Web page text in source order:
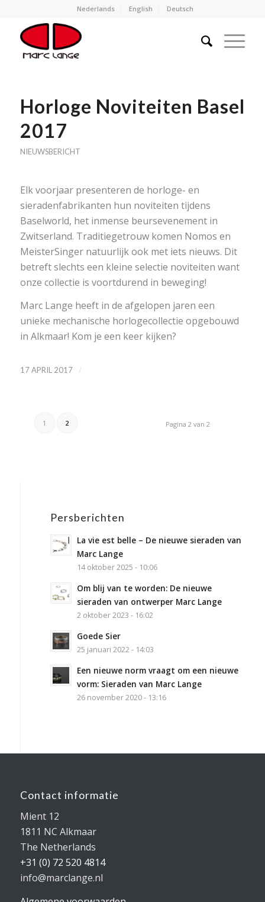
Nederlands English Deutsch
Horloge Noviteiten Basel
2017
NIEUWSBERICHT
Elk voorjaar presenteren de horloge- en
sieradenfabrikanten hun noviteiten tijdens
Baselworld, het inmense beursevenement in
Zwitserland. Traditiegetrouw komen Nomos en
MeisterSinger natuurlijk ook met iets nieuws. Dit
betreft slechts een kleine selectie noviteiten want
onze collectie is voortdurend in beweging!
Marc Lange heeft in de afgelopen jaren een
unieke mechanische horlogecollectie opgebouwd
in Alkmaar! Kom je een keer kijken?
17 APRIL 2017 /
Pagina 2 van 2
1 2
Persberichten
La vie est belle – De nieuwe sieraden van
Marc Lange
14 oktober 2025 - 10:06
Om blij van te worden: De nieuwe
sieraden van ontwerper Marc Lange
2 oktober 2023 - 16:02
Goede Sier
25 januari 2022 - 14:03
Een nieuwe norm vraagt om een nieuwe
vorm: Sieraden van Marc Lange
26 november 2020 - 13:16
Contact informatie
Mient 12
1811 NC Alkmaar
The Netherlands
+31 (0) 72 520 4814
info@marclange.nl